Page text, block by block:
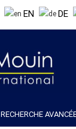
EN DE
RECHERCHE